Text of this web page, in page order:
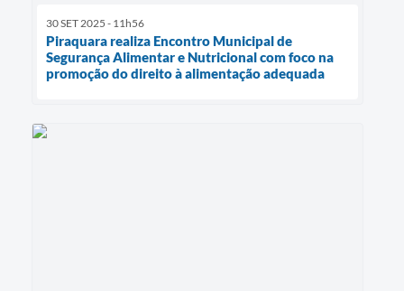
30 SET 2025 - 11h56
Piraquara realiza Encontro Municipal de
Segurança Alimentar e Nutricional com foco na
promoção do direito à alimentação adequada